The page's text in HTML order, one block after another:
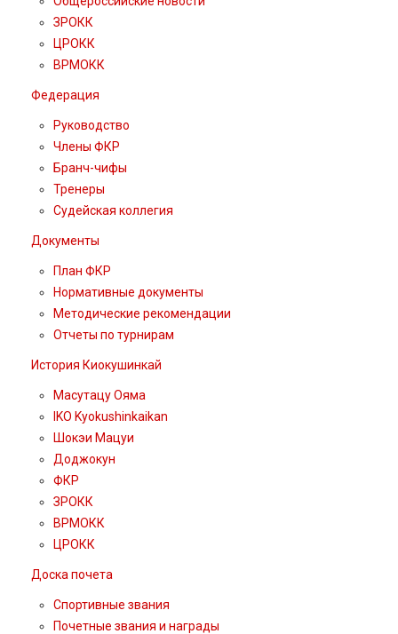
ЗРОКК
ЦРОКК
ВРМОКК
Федерация
Руководство
Члены ФКР
Бранч-чифы
Тренеры
Судейская коллегия
Документы
План ФКР
Нормативные документы
Методические рекомендации
Отчеты по турнирам
История Киокушинкай
Масутацу Ояма
IKO Kyokushinkaikan
Шокэи Мацуи
Доджокун
ФКР
ЗРОКК
ВРМОКК
ЦРОКК
Доска почета
Спортивные звания
Почетные звания и награды